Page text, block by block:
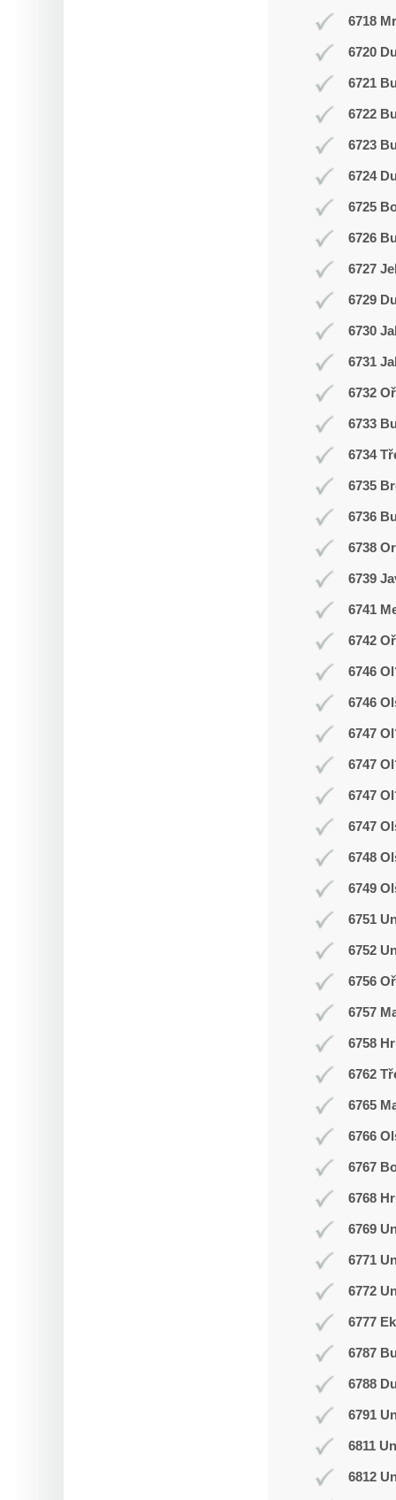
6718
6720
6721
6722
6723
6724
6725
6726
6727
6729
6730
6731
6732
6733
6734
6735
6736
6738
6739
6741
6742
6746
6746
6747
6747
6747
6747
6748
6749
6751
6752
6756
6757
6758
6762
6765
6766
6767
6768
6769
6771
6772
6777
6787
6788
6791
6811
6812